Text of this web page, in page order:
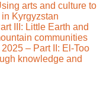
arts and culture to
Kyrgyzstan
III: Little Earth and
communities
– Part II: El-Too
knowledge and